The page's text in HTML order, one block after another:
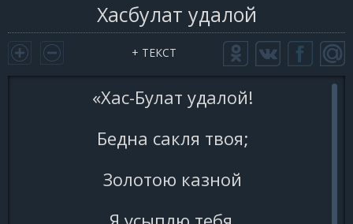
Хасбулат удалой
+ ТЕКСТ
«Хас-Булат удалой!
Бедна сакля твоя;
Золотою казной